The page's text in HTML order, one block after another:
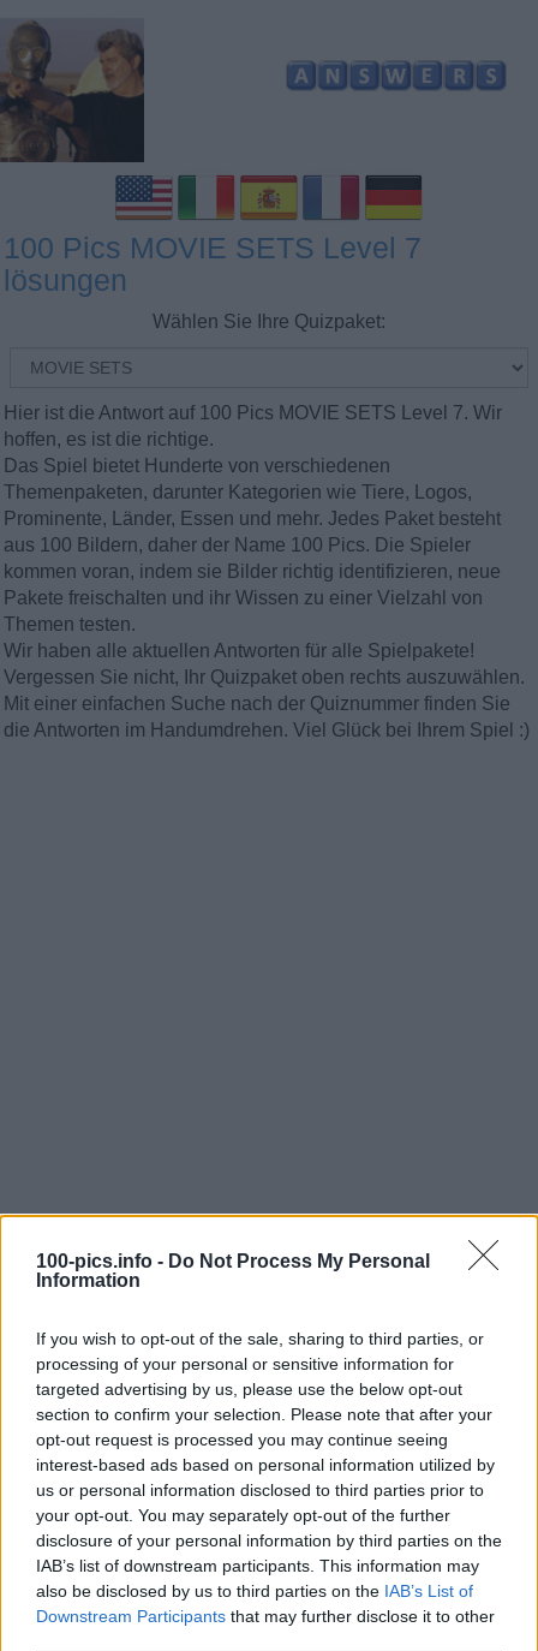
100-pics.info - Do Not Process My Personal
Information
If you wish to opt-out of the sale, sharing to third parties, or
processing of your personal or sensitive information for
targeted advertising by us, please use the below opt-out
section to confirm your selection. Please note that after your
opt-out request is processed you may continue seeing
interest-based ads based on personal information utilized by
us or personal information disclosed to third parties prior to
your opt-out. You may separately opt-out of the further
disclosure of your personal information by third parties on the
IAB’s list of downstream participants. This information may
also be disclosed by us to third parties on the IAB’s List of
Downstream Participants that may further disclose it to other
100 Pics MOVIE SETS Level 7
lösungen
Wählen Sie Ihre Quizpaket:
Hier ist die Antwort auf 100 Pics MOVIE SETS Level 7. Wir
hoffen, es ist die richtige.
Das Spiel bietet Hunderte von verschiedenen
Themenpaketen, darunter Kategorien wie Tiere, Logos,
Prominente, Länder, Essen und mehr. Jedes Paket besteht
aus 100 Bildern, daher der Name 100 Pics. Die Spieler
kommen voran, indem sie Bilder richtig identifizieren, neue
Pakete freischalten und ihr Wissen zu einer Vielzahl von
Themen testen.
Wir haben alle aktuellen Antworten für alle Spielpakete!
Vergessen Sie nicht, Ihr Quizpaket oben rechts auszuwählen.
Mit einer einfachen Suche nach der Quiznummer finden Sie
die Antworten im Handumdrehen. Viel Glück bei Ihrem Spiel :)
Level: 7
Lösung:CASINO ROYALE
(30stimmen, durchschnitt: 3,00von 5)